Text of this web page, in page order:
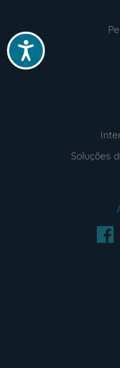
Acessibilidade
Soluções